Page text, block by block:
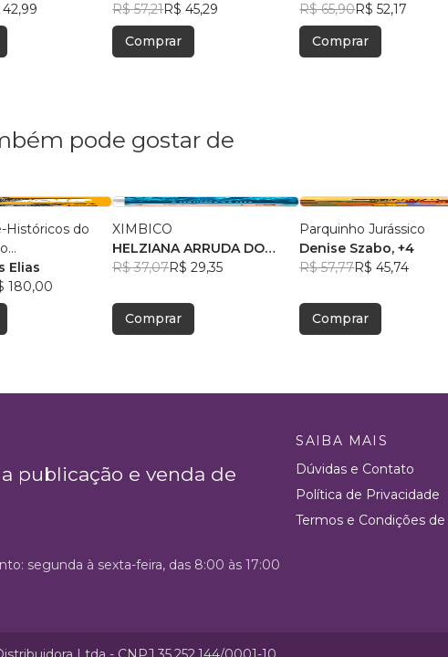
42,99
R$ 57,21R$ 45,29
Comprar
BÍBLICOS
R$ 65,90R$ 52,17
Comprar
pode gostar de
Históricos do
Elias
180,00
XIMBICO
HELZIANA ARRUDA DO
NASCIMENTO
R$ 37,07R$ 29,35
Comprar
Parquinho Jurássico
Denise Szabo, +4
R$ 57,77R$ 45,74
Comprar
publicação e venda de
SAIBA MAIS
Dúvidas e Contato
Política de Privacidade
Termos e Condições de
segunda à sexta-feira, das 8:00 às 17:00